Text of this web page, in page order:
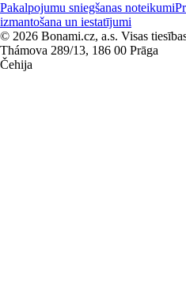
Pakalpojumu sniegšanas noteikumi
izmantošana un iestatījumi
© 2026 Bonami.cz, a.s. Visas
Thámova 289/13, 186 00 Prāga
Čehija